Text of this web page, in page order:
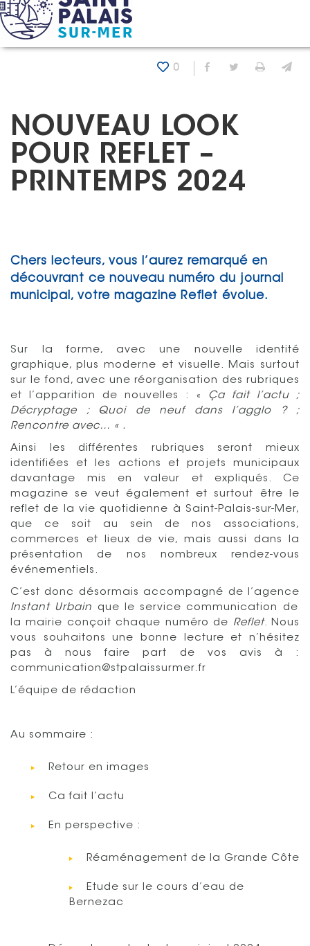
Panneau de gestion des cookies
Accueil Actualités
0 Partager sur
Partager
NOUVEAU LOOK
POUR REFLET –
PRINTEMPS 2024
Chers lecteurs, vous l’aurez remarqué en
découvrant ce nouveau numéro du journal
municipal, votre magazine Reflet évolue.
Sur la forme, avec une nouvelle identité
graphique, plus moderne et visuelle. Mais surtout
sur le fond, avec une réorganisation des rubriques
et l’apparition de nouvelles : « Ça fait l’actu ;
Décryptage ; Quoi de neuf dans l’agglo ? ;
Rencontre avec… « .
Ainsi les différentes rubriques seront mieux
identifiées et les actions et projets municipaux
davantage mis en valeur et expliqués. Ce
magazine se veut également et surtout être le
reflet de la vie quotidienne à Saint-Palais-sur-Mer,
que ce soit au sein de nos associations,
commerces et lieux de vie, mais aussi dans la
présentation de nos nombreux rendez-vous
événementiels.
C’est donc désormais accompagné de l’agence
Instant Urbain que le service communication de
la mairie conçoit chaque numéro de Reflet. Nous
vous souhaitons une bonne lecture et n’hésitez
pas à nous faire part de vos avis à :
communication@stpalaissurmer.fr
L’équipe de rédaction
Au sommaire :
Retour en images
Ca fait l’actu
En perspective :
Réaménagement de la Grande Côte
Etude sur le cours d’eau de
Bernezac